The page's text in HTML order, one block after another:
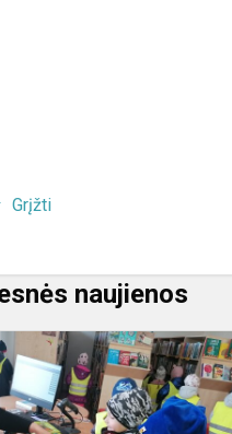
Grįžti
naujienos